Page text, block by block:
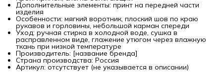
Дополнительные элементы: принт на передней части
изделия
Особенности: мягкий воротник, плоский шов по краю
рукавов и горловины, небольшой карман спереди
Уход: ручная стирка в холодной воде, сушка в
расправленном виде, глажение утюгом через влажную
ткань при низкой температуре
Производитель: [название бренда]
Страна производства: Россия
Артикул: отсутствует (не указывается в описании)